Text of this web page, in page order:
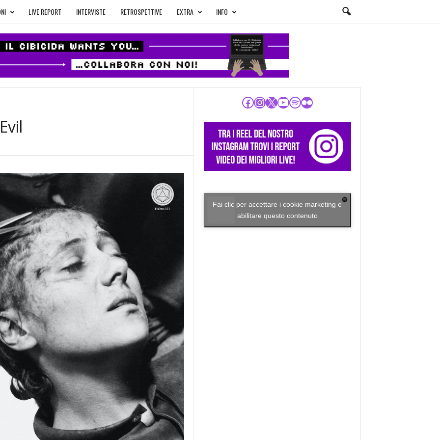
LIVE REPORT INTERVISTE RETROSPETTIVE EXTRA INFO
Facebook
Instagram
X YouTube
Spotify
Flickr
Fai clic per accettare i cookie marketing e
abilitare questo contenuto